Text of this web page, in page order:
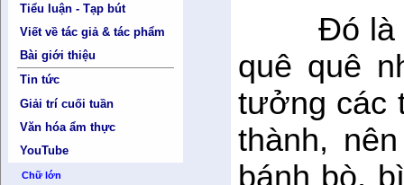
Tiểu luận - Tạp bút
Viết về tác giả & tác phẩm
Bài giới thiệu
Tin tức
Giải trí cuối tuần
Văn hóa ẩm thực
YouTube
Chữ lớn
Đó là
quê quê
tưởng các
thành,
bánh bò,